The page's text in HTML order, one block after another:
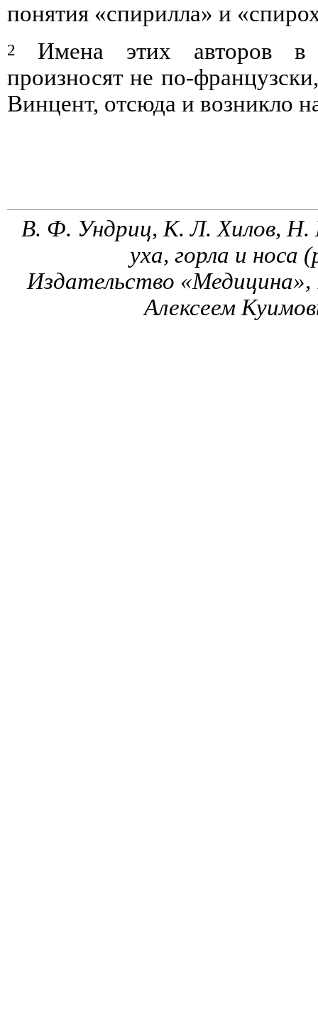
понятия «спирилла» и
2
Имена этих авторов в
произносят не по-
Винцент, отсюда и возникло
В. Ф. Ундриц, К. Л. Хилов, Н.
уха, горла и носа
Издательство «Медицина»,
Алексеем